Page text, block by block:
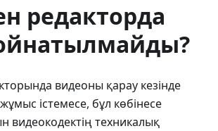
редакторда
видеоны қарау кезінде
істемесе, бұл көбінесе
видеокодектің техникалық